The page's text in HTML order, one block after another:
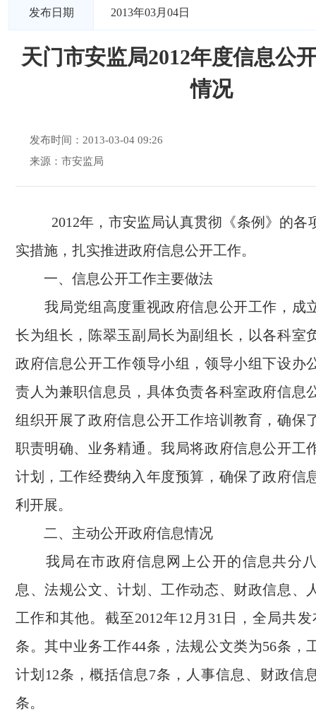
发布日期 2013年03月04日
天门市安监局2012年度信息公
情况
发布时间：2013-03-04 09:26
来源：市安监局
2012年，市安监局认真贯彻《条例》的各
实措施，扎实推进政府信息公开工作。
一、信息公开工作主要做法
我局党组高度重视政府信息公开工作，成
长为组长，陈翠玉副局长为副组长，以各科室
政府信息公开工作领导小组，领导小组下设办
责人为兼职信息员，具体负责各科室政府信息
组织开展了政府信息公开工作培训教育，确保
职责明确、业务精通。我局将政府信息公开工
计划，工作经费纳入年度预算，确保了政府信
利开展。
二、主动公开政府信息情况
我局在市政府信息网上公开的信息共分
息、法规公文、计划、工作动态、财政信息、
工作和其他。截至2012年12月31日，全局共
条。其中业务工作44条，法规公文类为56条，
计划12条，概括信息7条，人事信息、财政信
条。